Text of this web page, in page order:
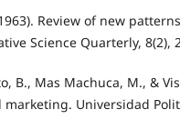
Review of new
Science Quarterly, 8(2),
B., Mas Machuca, M., &
marketing. Universidad